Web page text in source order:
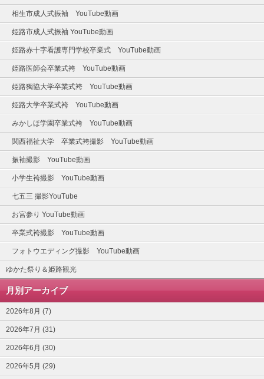
相生市成人式振袖 YouTube動画
姫路市成人式振袖 YouTube動画
姫路赤十字看護専門学校卒業式 YouTube動画
姫路医師会卒業式袴 YouTube動画
姫路獨協大学卒業式袴 YouTube動画
姫路大学卒業式袴 YouTube動画
みかしほ学園卒業式袴 YouTube動画
関西福祉大学 卒業式袴撮影 YouTube動画
振袖撮影 YouTube動画
小学生袴撮影 YouTube動画
七五三 撮影YouTube
お宮参り YouTube動画
卒業式袴撮影 YouTube動画
フォトウエディング撮影 YouTube動画
ゆかた祭り＆姫路観光
月別アーカイブ
2026年8月 (7)
2026年7月 (31)
2026年6月 (30)
2026年5月 (29)